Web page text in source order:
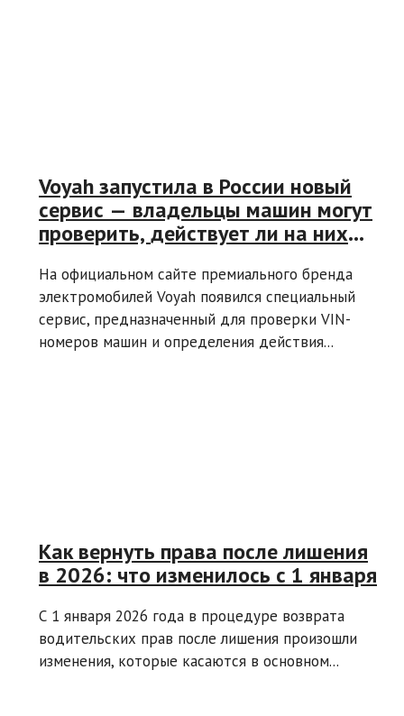
Voyah запустила в России новый
сервис — владельцы машин могут
проверить, действует ли на них
На официальном сайте премиального бренда
электромобилей Voyah появился специальный
сервис, предназначенный для проверки VIN-
номеров машин и определения действия...
Как вернуть права после лишения
в 2026: что изменилось с 1 января
С 1 января 2026 года в процедуре возврата
водительских прав после лишения произошли
изменения, которые касаются в основном...